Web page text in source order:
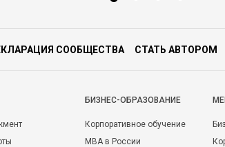
СООБЩЕСТВА СТАТЬ АВТОРОМ
БИЗНЕС-ОБРАЗОВАНИЕ
Корпоративное обучение
MBA в России